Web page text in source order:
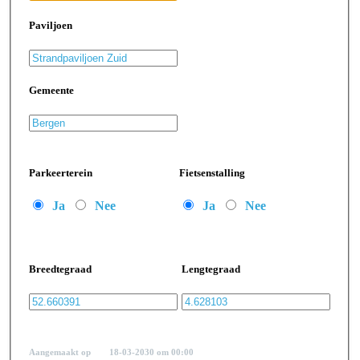
Paviljoen
Gemeente
Parkeerterein
Ja Nee
Fietsenstalling
Ja Nee
Breedtegraad Lengtegraad
Aangemaakt op 18-03-2030 om 00:00